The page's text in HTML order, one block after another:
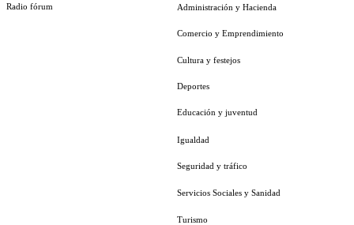
Radio fórum Administración y Hacienda
Comercio y Emprendimiento
Cultura y festejos
Deportes
Educación y juventud
Igualdad
Seguridad y tráfico
Servicios Sociales y Sanidad
Turismo